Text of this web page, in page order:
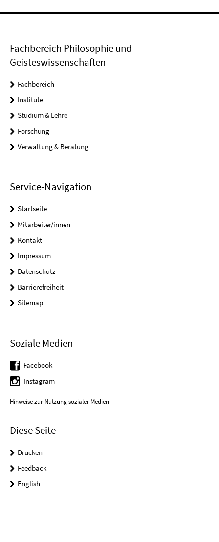
Fachbereich Philosophie und
Geisteswissenschaften
Fachbereich
Institute
Studium & Lehre
Forschung
Verwaltung & Beratung
Service-Navigation
Startseite
Mitarbeiter/innen
Kontakt
Impressum
Datenschutz
Barrierefreiheit
Sitemap
Soziale Medien
Facebook
Instagram
Hinweise zur Nutzung sozialer Medien
Diese Seite
Drucken
Feedback
English